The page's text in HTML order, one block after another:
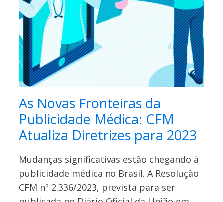
As Novas Fronteiras da
Publicidade Médica: CFM
Atualiza Diretrizes para 2023
Mudanças significativas estão chegando à
publicidade médica no Brasil. A Resolução
CFM nº 2.336/2023, prevista para ser